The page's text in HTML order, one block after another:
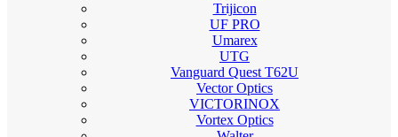
Trijicon
UF PRO
Umarex
UTG
Vanguard Quest T62U
Vector Optics
VICTORINOX
Vortex Optics